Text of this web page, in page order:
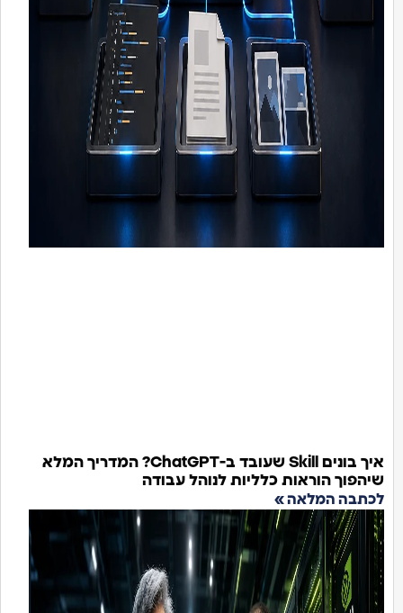
איך בונים Skill שעובד ב-ChatGPT? המדריך המלא
הוראות כלליות לנוהל עבודה
המלאה »